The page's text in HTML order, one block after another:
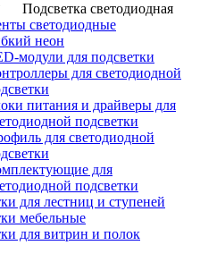
Подсветка светодиодная
светодиодные
неон
модули для подсветки
для светодиодной
питания и драйверы для
подсветки
для светодиодной
для
подсветки
для лестниц и ступеней
мебельные
для витрин и полок